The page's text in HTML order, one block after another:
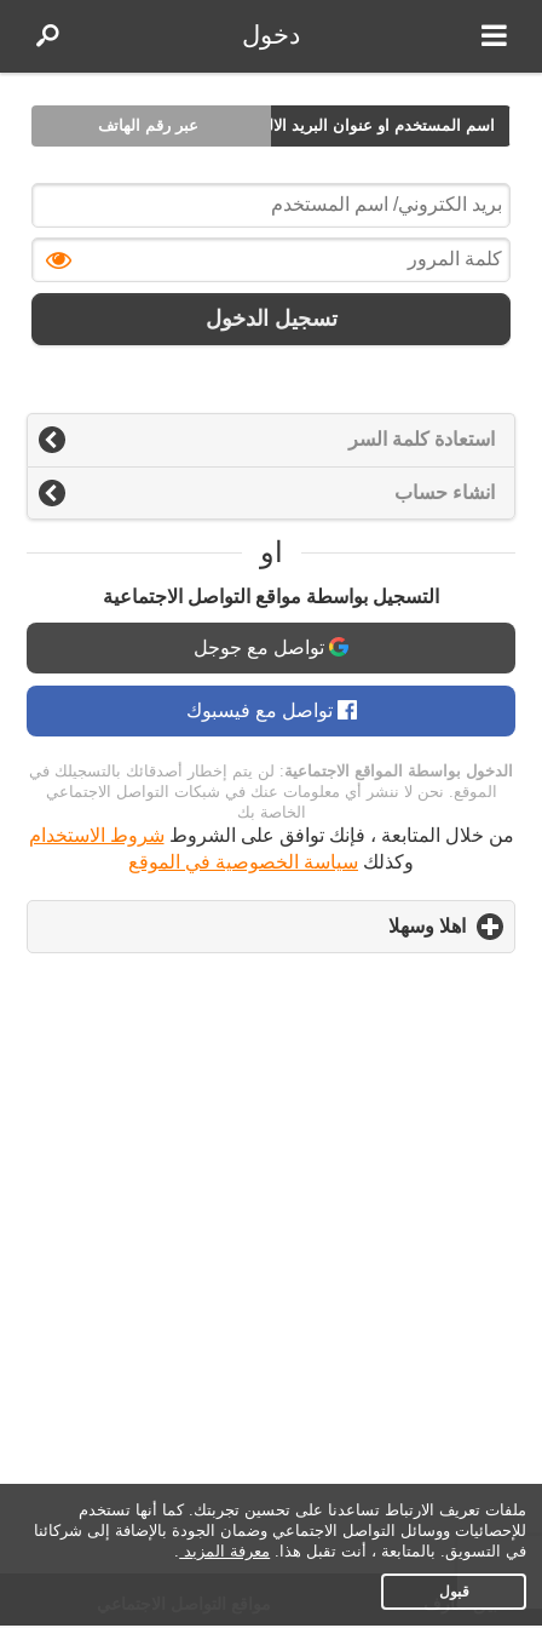
دخول
اسم المستخدم او عنوان البريد الالكتروني عبر رقم الهاتف
تسجيل الدخول
استعادة كلمة السر
انشاء حساب
او
التسجيل بواسطة مواقع التواصل الاجتماعية
تواصل مع جوجل
تواصل مع فيسبوك
الدخول بواسطة المواقع الاجتماعية: لن يتم إخطار أصدقائك بالتسجيلك في
الموقع. نحن لا ننشر أي معلومات عنك في شبكات التواصل الاجتماعي
الخاصة بك
من خلال المتابعة ، فإنك توافق على الشروط شروط الاستخدام
وكذلك سياسة الخصوصية في الموقع
اهلا وسهلا
to
تطبيق تعارف
ملفات تعريف الارتباط تساعدنا على تحسين تجربتك. كما أنها تستخدم
للإحصائيات ووسائل التواصل الاجتماعي وضمان الجودة بالإضافة إلى شركائنا
في التسويق. بالمتابعة ، أنت تقبل هذا. معرفة المزيد .
قبول